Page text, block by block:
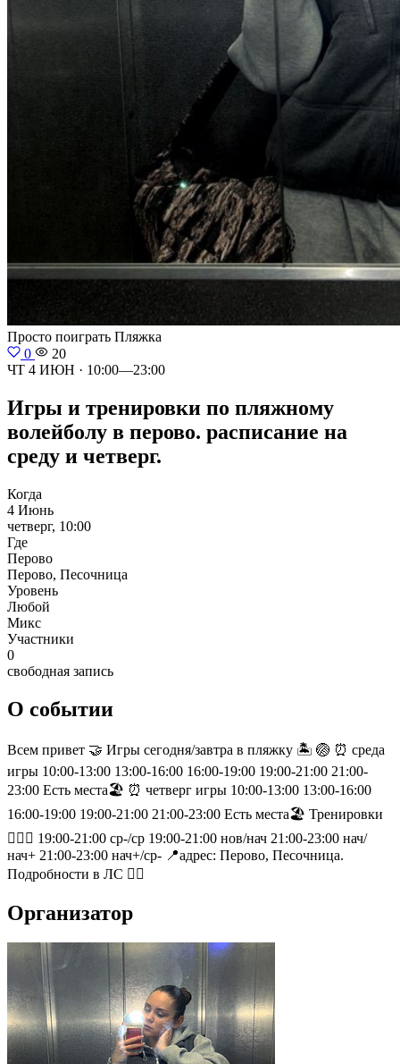
Просто поиграть Пляжка
0
20
ЧТ 4 ИЮН · 10:00—23:00
Игры и тренировки по пляжному
волейболу в перово. расписание на
среду и четверг.
Когда
4 Июнь
четверг, 10:00
Где
Перово
Перово, Песочница
Уровень
Любой
Микс
Участники
0
свободная запись
О событии
Всем привет 🤝 Игры сегодня/завтра в пляжку 🏝️ 🏐 ⏰ среда
игры 10:00-13:00 13:00-16:00 16:00-19:00 19:00-21:00 21:00-
23:00 Есть места🏖️ ⏰ четверг игры 10:00-13:00 13:00-16:00
16:00-19:00 19:00-21:00 21:00-23:00 Есть места🏖️ Тренировки
🏋🏻‍♂️ 19:00-21:00 ср-/ср 19:00-21:00 нов/нач 21:00-23:00 нач/
нач+ 21:00-23:00 нач+/ср- 📍адрес: Перово, Песочница.
Подробности в ЛС ✍🏼
Организатор